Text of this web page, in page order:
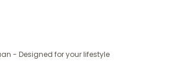
- Designed for your lifestyle